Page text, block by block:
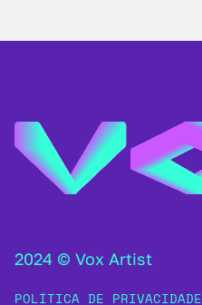
2024 © Vox Artist
POLÍTICA DE PRIVACIDADE